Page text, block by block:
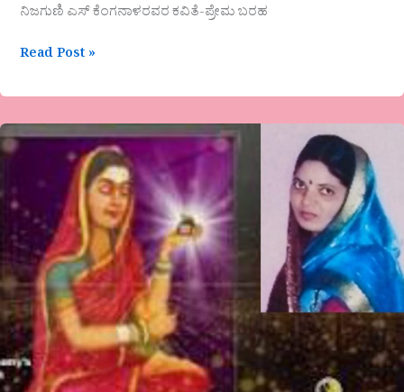
ನಿಜಗುಣಿ ಎಸ್ ಕೆಂಗನಾಳರವರ ಕವಿತೆ-ಪ್ರೇಮ ಬರಹ
Read Post »
ವಚನ
ಸುಜಾತಾ
ಪಾಟೀಲ
ಸಂಖ
ಅವರಿಂದ